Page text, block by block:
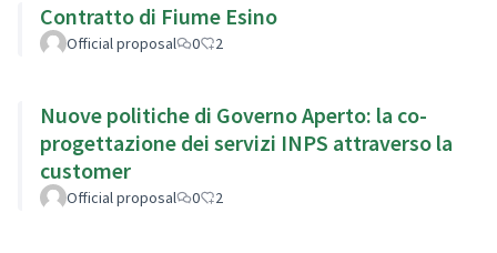
Contratto di Fiume Esino
Official proposal 0 2
Nuove politiche di Governo Aperto: la co-
progettazione dei servizi INPS attraverso la
customer
Official proposal 0 2